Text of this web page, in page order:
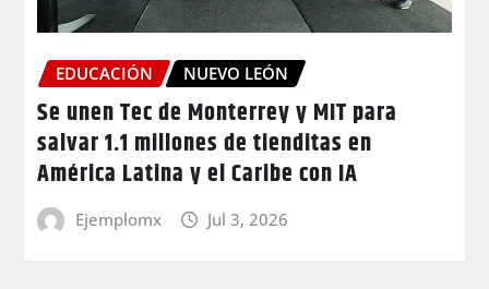
EDUCACIÓN NUEVO LEÓN
Se unen Tec de Monterrey y MIT para
salvar 1.1 millones de tienditas en
América Latina y el Caribe con IA
Ejemplomx Jul 3, 2026